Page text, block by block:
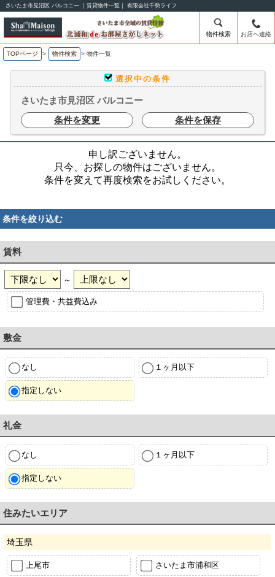
さいたま市見沼区 バルコニー ｜賃貸物件一覧｜ 有限会社千勢ライフ
物件検索 お店へ連絡
TOPページ > 物件検索 > 物件一覧
選択中の条件
さいたま市見沼区 バルコニー
条件を変更
条件を保存
申し訳ございません。
只今、お探しの物件はございません。
条件を変えて再度検索をお試しください。
条件を絞り込む
賃料
～
管理費・共益費込み
敷金
なし １ヶ月以下
指定しない
礼金
なし １ヶ月以下
指定しない
住みたいエリア
埼玉県
上尾市 さいたま市浦和区